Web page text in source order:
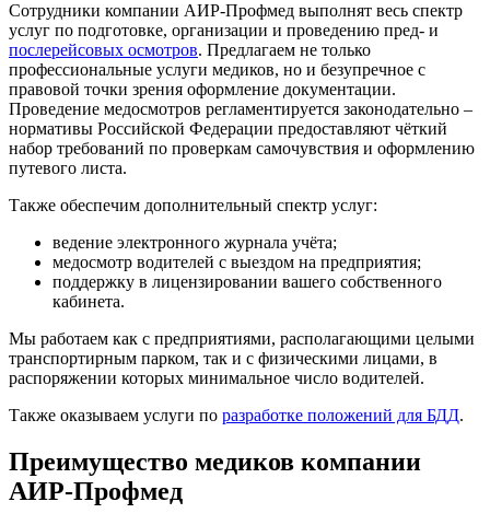
Сотрудники компании АИР-Профмед выполнят весь спектр
услуг по подготовке, организации и проведению пред- и
послерейсовых осмотров. Предлагаем не только
профессиональные услуги медиков, но и безупречное с
правовой точки зрения оформление документации.
Проведение медосмотров регламентируется законодательно –
нормативы Российской Федерации предоставляют чёткий
набор требований по проверкам самочувствия и оформлению
путевого листа.
Также обеспечим дополнительный спектр услуг:
ведение электронного журнала учёта;
медосмотр водителей с выездом на предприятия;
поддержку в лицензировании вашего собственного
кабинета.
Мы работаем как с предприятиями, располагающими целыми
транспортирным парком, так и с физическими лицами, в
распоряжении которых минимальное число водителей.
Также оказываем услуги по разработке положений для БДД.
Преимущество медиков компании
АИР-Профмед